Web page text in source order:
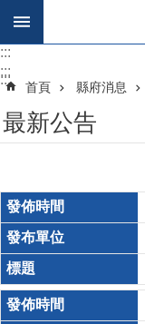
跳到主要內容區塊
:::
:::
::: 首頁 縣府消息
最新公告